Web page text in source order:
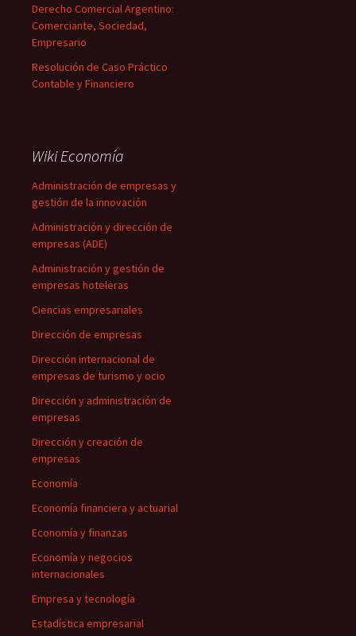
Derecho Comercial Argentino:
Comerciante, Sociedad,
Empresario
Resolución de Caso Práctico
Contable y Financiero
Wiki Economía
Administración de empresas y
gestión de la innovación
Administración y dirección de
empresas (ADE)
Administración y gestión de
empresas hoteleras
Ciencias empresariales
Dirección de empresas
Dirección internacional de
empresas de turismo y ocio
Dirección y administración de
empresas
Dirección y creación de
empresas
Economía
Economía financiera y actuarial
Economía y finanzas
Economía y negocios
internacionales
Empresa y tecnología
Estadística empresarial